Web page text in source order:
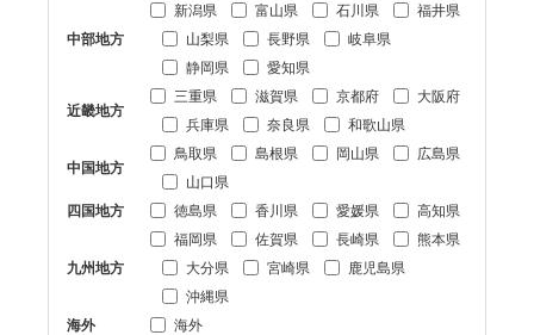
中部地方
新潟県 富山県 石川県
福井県
山梨県
長野県
岐阜県
静岡県
愛知県
近畿地方
三重県 滋賀県 京都府
大阪府
兵庫県
奈良県 和歌山県
中国地方
鳥取県 島根県 岡山県
広島県
山口県
四国地方
徳島県 香川県 愛媛県 高知県
九州地方
福岡県 佐賀県 長崎県
熊本県
大分県
宮崎県
鹿児島県
沖縄県
海外
海外